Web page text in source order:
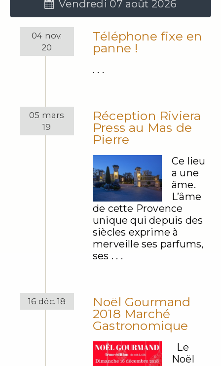
Vendredi 07 août 2026
04 nov.
20
Téléphone fixe en
panne !
. . .
05 mars
19
Réception Riviera
Press au Mas de
Pierre
Ce lieu
a une
âme.
L’âme
de cette Provence
unique qui depuis des
siècles exprime à
merveille ses parfums,
ses . . .
16 déc. 18
Noël Gourmand
2018 Marché
Gastronomique
Le
Noël